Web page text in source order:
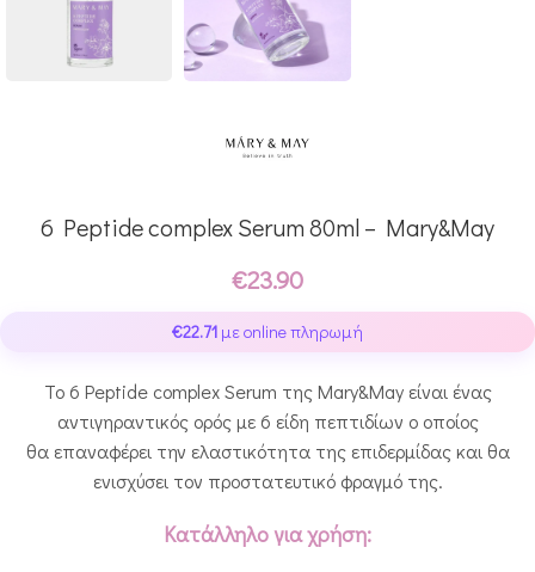
6 Peptide complex Serum 80ml – Mary&May
€23.90
€22.71 με online πληρωμή
Το 6 Peptide complex Serum της Mary&May είναι ένας
αντιγηραντικός ορός με 6 είδη πεπτιδίων ο οποίος
θα επαναφέρει την ελαστικότητα της επιδερμίδας και θα
ενισχύσει τον προστατευτικό φραγμό της.
Κατάλληλο για χρήση: